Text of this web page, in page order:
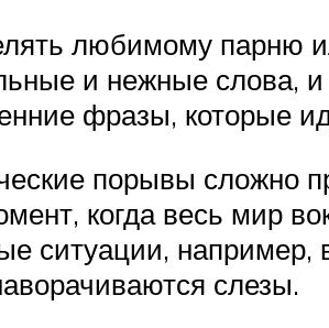
любимому парню
и нежные слова,
фразы, которые
порывы сложно
когда весь мир
ситуации,
слезы.